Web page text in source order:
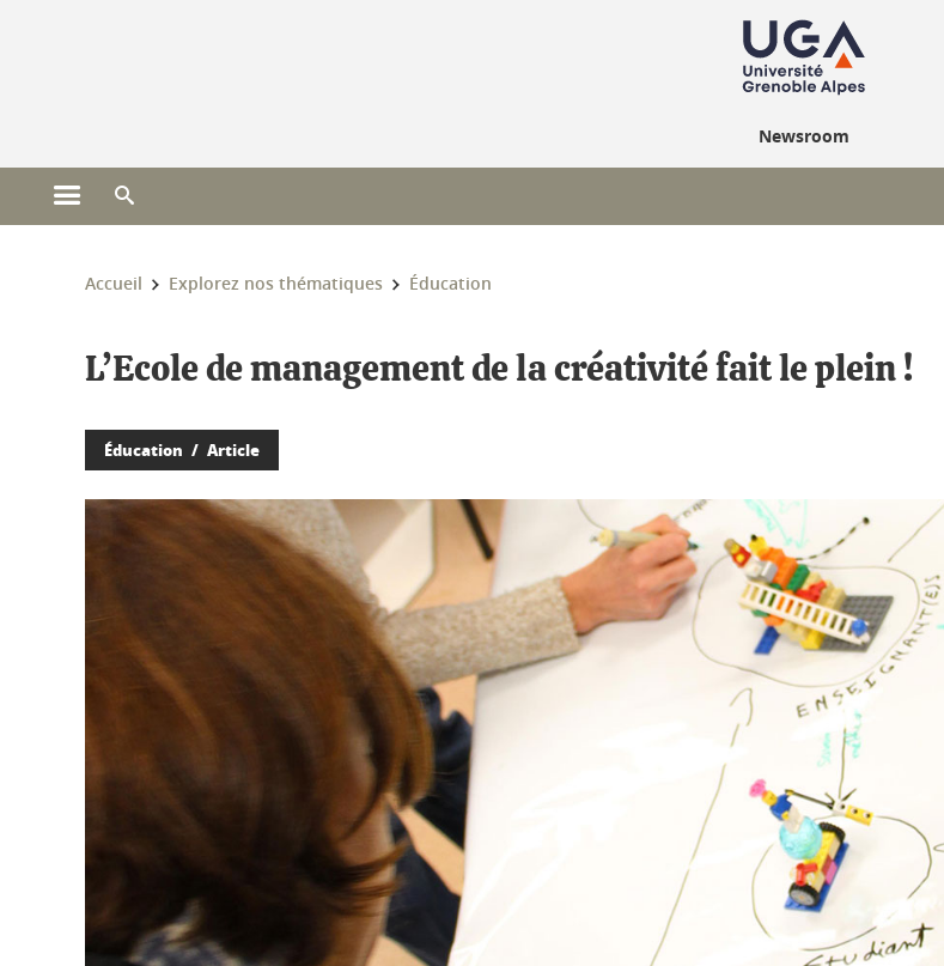
Newsroom
Ouvrir le menu principal
Vous êtes ici :
Accueil Explorez nos thématiques Éducation
L’Ecole de management de la créativité fait le plein !
Éducation Article